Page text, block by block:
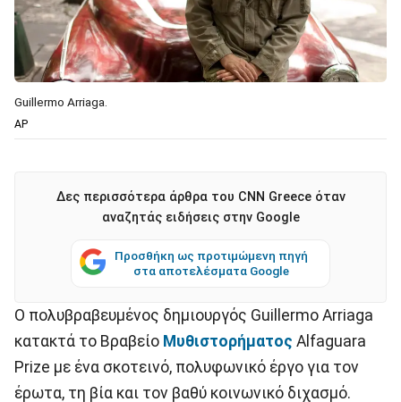
Guillermo Arriaga.
AP
Δες περισσότερα άρθρα του CNN Greece όταν
αναζητάς ειδήσεις στην Google
Προσθήκη ως προτιμώμενη πηγή
στα αποτελέσματα Google
Ο πολυβραβευμένος δημιουργός Guillermo Arriaga
κατακτά το Βραβείο Μυθιστορήματος Alfaguara
Prize με ένα σκοτεινό, πολυφωνικό έργο για τον
έρωτα, τη βία και τον βαθύ κοινωνικό διχασμό.